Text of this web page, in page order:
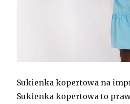
Sukienka kopertowa na
Sukienka kopertowa to